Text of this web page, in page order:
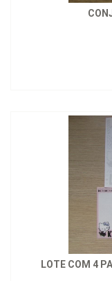
LOTE COM 4